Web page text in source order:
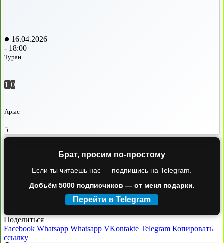
16.04.2026
- 18:00
Туран
1 0
Арыс
5
Брат, просим по-простому
Если ты читаешь нас — подпишись на Telegram.
Добьём 5000 подписчиков — от меня подарки.
Перейти в Telegram
Поделиться
Facebook Whatsapp Whatsapp VKontakte Telegram Копировать
ссылку